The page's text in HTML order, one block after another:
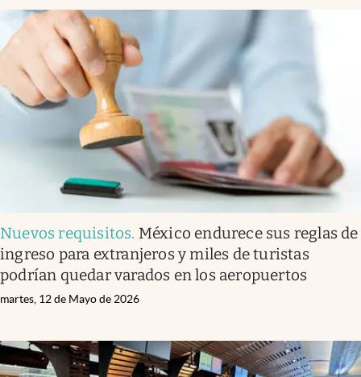
Nuevos requisitos. México endurece sus reglas de
ingreso para extranjeros y miles de turistas
podrían quedar varados en los aeropuertos
martes, 12 de Mayo de 2026